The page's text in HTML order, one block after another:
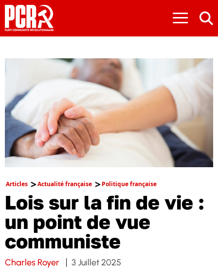
≡
Articles Actualité française Politique française
Lois sur la fin de vie :
un point de vue
communiste
Charles Royer 3 Juillet 2025